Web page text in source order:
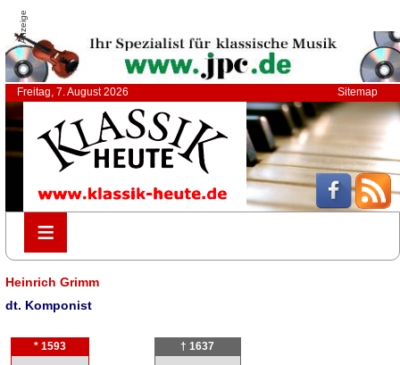
Anzeige
Freitag, 7. August 2026 Sitemap
≡
≡
Heinrich Grimm
dt. Komponist
* 1593 † 1637